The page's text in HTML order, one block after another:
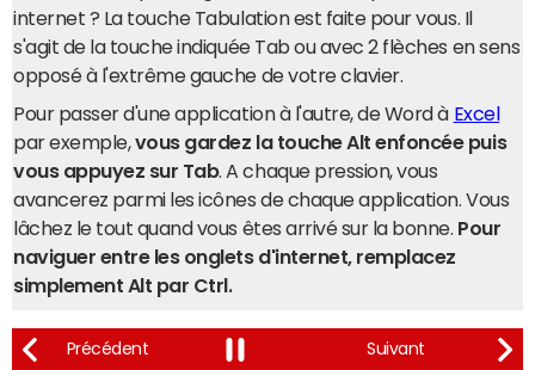
internet ? La touche Tabulation est faite pour vous. Il
s'agit de la touche indiquée Tab ou avec 2 flèches en sens
opposé à l'extrême gauche de votre clavier.
Pour passer d'une application à l'autre, de Word à Excel
par exemple,vous gardez la touche Alt enfoncée puis
vous appuyez sur Tab. A chaque pression, vous
avancerez parmi les icônes de chaque application. Vous
lâchez le tout quand vous êtes arrivé sur la bonne. Pour
naviguer entre les onglets d'internet, remplacez
simplement Alt par Ctrl.